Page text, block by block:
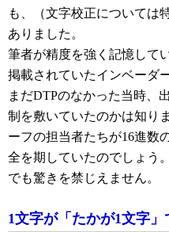
も、（文字校正については
ありました。
筆者が精度を強く記憶して
掲載されていたインベーダ
まだDTPのなかった当時、
制を敷いていたのかは知り
ーフの担当者たちが16進数
全を期していたのでしょう
でも驚きを禁じえません。
1文字が「たかが1文字」